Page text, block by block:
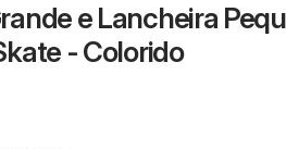
e Lancheira
- Colorido